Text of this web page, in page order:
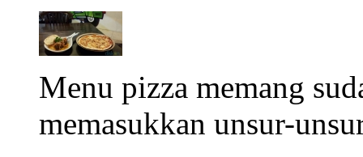
Menu pizza memang
memasukkan unsur-